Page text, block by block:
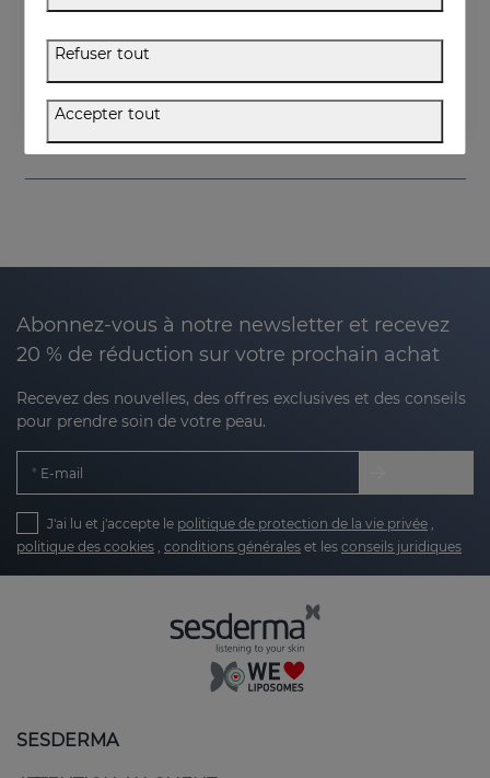
GERMISES LF Gel Hydroalcoolique Pour Les Mains 250ml
7.95 €
Abonnez-vous à notre newsletter et recevez
20 % de réduction sur votre prochain achat
Recevez des nouvelles, des offres exclusives et des conseils
pour prendre soin de votre peau.
E-mail
J'ai lu et j'accepte le politique de protection de la vie privée
politique des cookies conditions générales et les conseils juridiques
SESDERMA
Refuser tout
Accepter tout